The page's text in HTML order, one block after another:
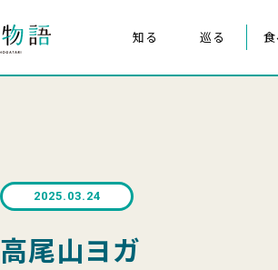
知る
桑都物語について
クイズ de ポスター
巡る
八王子まつり
2025.03.24
高尾山ヨガ